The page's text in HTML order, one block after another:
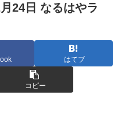
24日 なるはやラ
はてブ
コピー